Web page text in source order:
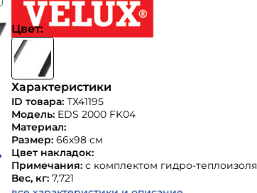
Цвет:
Характеристики
ID товара: ТХ41195
Модель: EDS 2000 FK04
Материал:
Размер: 66х98 см
Цвет накладок:
Примечания: с комплектом гидро-
Вес, кг: 7,721